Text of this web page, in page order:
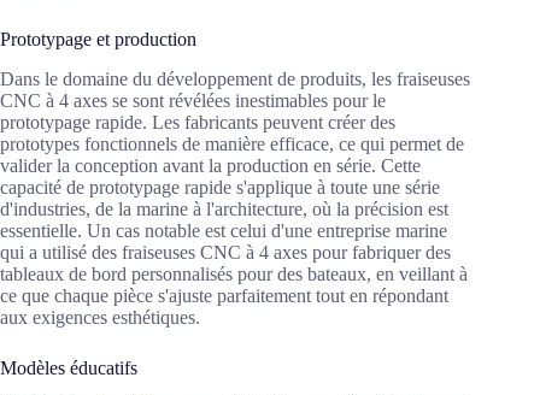
Prototypage et production
Dans le domaine du développement de produits, les fraiseuses
CNC à 4 axes se sont révélées inestimables pour le
prototypage rapide. Les fabricants peuvent créer des
prototypes fonctionnels de manière efficace, ce qui permet de
valider la conception avant la production en série. Cette
capacité de prototypage rapide s'applique à toute une série
d'industries, de la marine à l'architecture, où la précision est
essentielle. Un cas notable est celui d'une entreprise marine
qui a utilisé des fraiseuses CNC à 4 axes pour fabriquer des
tableaux de bord personnalisés pour des bateaux, en veillant à
ce que chaque pièce s'ajuste parfaitement tout en répondant
aux exigences esthétiques.
Modèles éducatifs